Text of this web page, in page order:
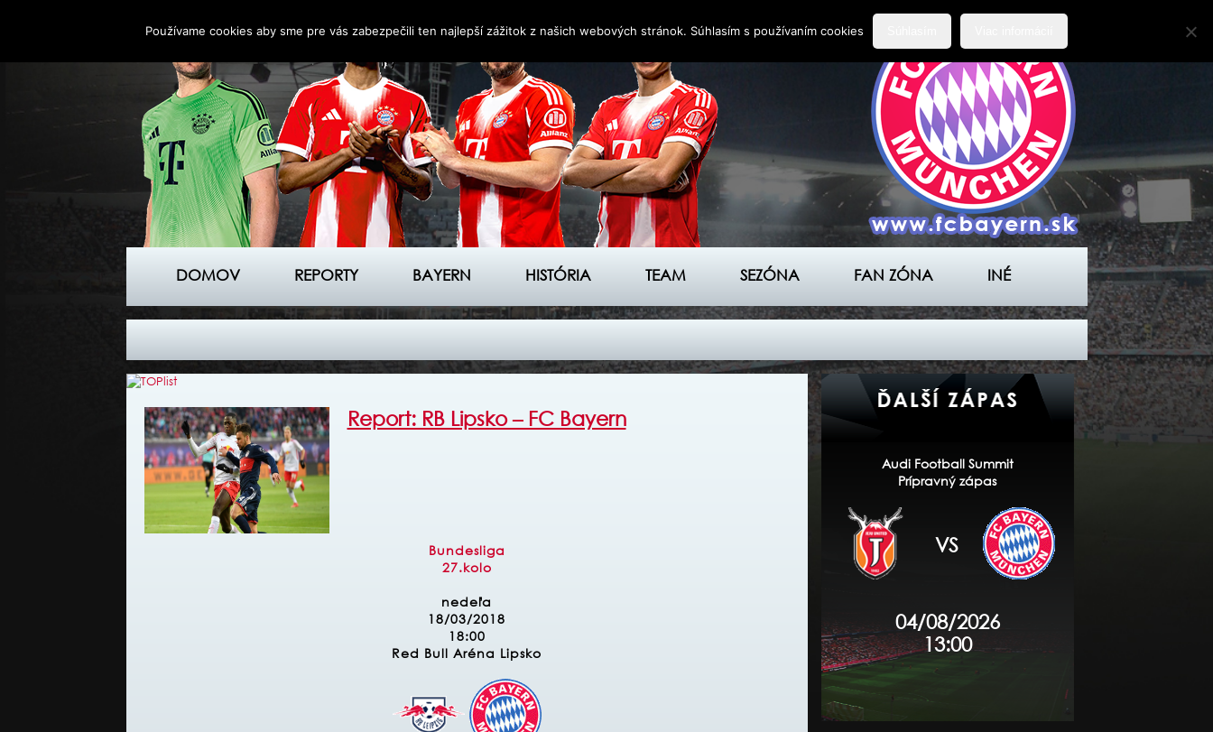
DOMOV REPORTY BAYERN HISTÓRIA TEAM SEZÓNA FAN ZÓNA INÉ
Report: RB Lipsko – FC Bayern
Bundesliga
27.kolo
nedeľa
18/03/2018
18:00
Red Bull Aréna Lipsko
Audi Football Summit
Prípravný zápas
VS
04/08/2026
13:00
Používame cookies aby sme pre vás zabezpečili ten najlepší zážitok z našich webových stránok. Súhlasím s používaním cookies